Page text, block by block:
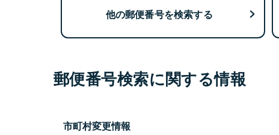
他の郵便番号を検索する
郵便番号検索に関する情報
市町村変更情報